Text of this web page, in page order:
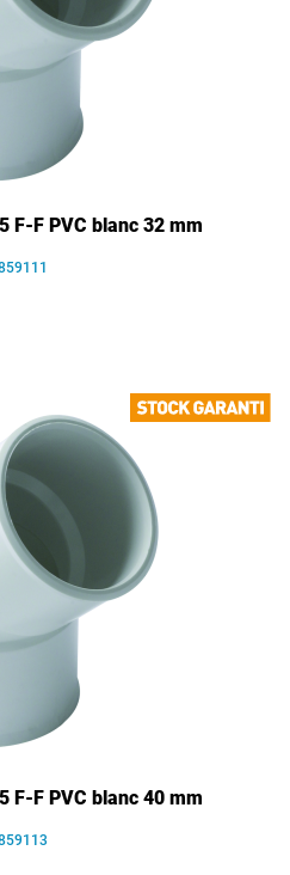
F-F PVC blanc 32 mm
F-F PVC blanc 40 mm